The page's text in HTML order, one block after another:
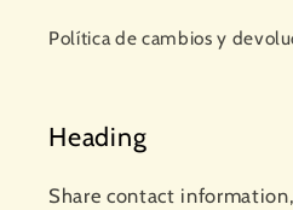
Política de cambios y
Heading
Share contact